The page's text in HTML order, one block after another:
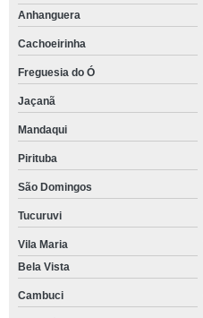
Anhanguera
Cachoeirinha
Freguesia do Ó
Jaçanã
Mandaqui
Pirituba
São Domingos
Tucuruvi
Vila Maria
Bela Vista
Cambuci